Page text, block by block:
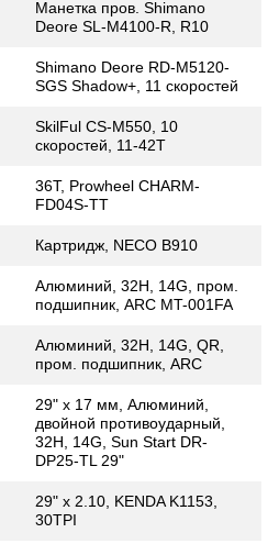
Манетка пров. Shimano
Deore SL-M4100-R, R10
Shimano Deore RD-M5120-
SGS Shadow+, 11 скоростей
SkilFul CS-M550, 10
скоростей, 11-42Т
36T, Prowheel CHARM-
FD04S-TT
Картридж, NECO B910
Алюминий, 32H, 14G, пром.
подшипник, ARC MT-001FA
Алюминий, 32H, 14G, QR,
пром. подшипник, ARC
29" х 17 мм, Алюминий,
двойной противоударный,
32H, 14G, Sun Start DR-
DP25-TL 29"
29" x 2.10, KENDA K1153,
30TPI